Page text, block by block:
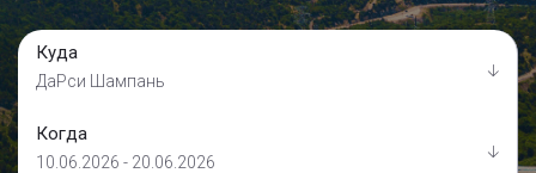
Куда
ДаРси Шампань
Когда
10.06.2026 - 20.06.2026